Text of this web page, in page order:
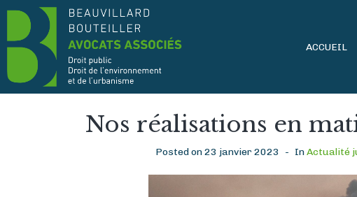
ACCUEIL
Nos réalisations en
Posted on23 janvier 2023 InActualité